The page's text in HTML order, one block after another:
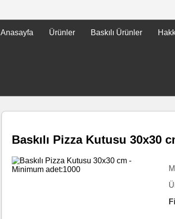
Anasayfa Ürünler Baskılı Ürünler
Baskılı Pizza Kutusu 30x30